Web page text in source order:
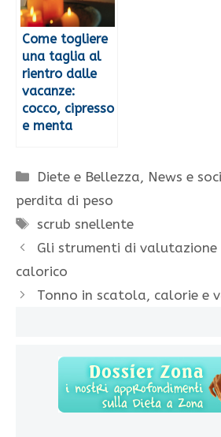
Come togliere
una taglia al
rientro dalle
vacanze:
cocco, cipresso
e menta
Categorie
Diete e Bellezza, News e
perdita di peso
Tag
scrub snellente
Gli strumenti di valutazione
calorico
Tonno in scatola, calorie e